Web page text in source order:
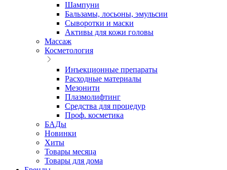
Шампуни
Бальзамы, лосьоны, эмульсии
Сыворотки и маски
Активы для кожи головы
Массаж
Косметология
Инъекционные препараты
Расходные материалы
Мезонити
Плазмолифтинг
Средства для процедур
Проф. косметика
БАДы
Новинки
Хиты
Товары месяца
Товары для дома